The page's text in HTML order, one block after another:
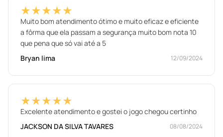
★★★★★
Muito bom atendimento ótimo e muito eficaz e eficiente
a fôrma que ela passam a segurança muito bom nota 10
que pena que só vai até a 5
Bryan lima
12/09/2024
★★★★★
Excelente atendimento e gostei o jogo chegou certinho
JACKSON DA SILVA TAVARES
08/08/2024